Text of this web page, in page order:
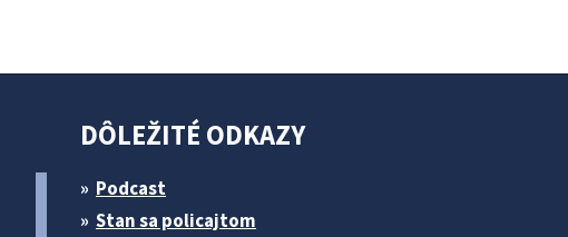
DÔLEŽITÉ ODKAZY
Podcast
Stan sa policajtom